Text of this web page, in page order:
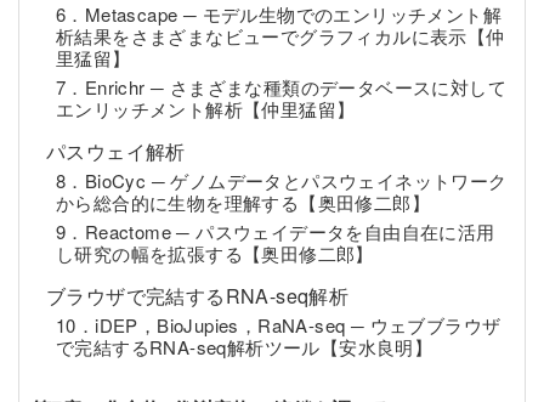
6．Metascape ─ モデル生物でのエンリッチメント解
析結果をさまざまなビューでグラフィカルに表示【仲
里猛留】
7．Enrichr ─ さまざまな種類のデータベースに対して
エンリッチメント解析【仲里猛留】
パスウェイ解析
8．BioCyc ─ ゲノムデータとパスウェイネットワーク
から総合的に生物を理解する【奥田修二郎】
9．Reactome ─ パスウェイデータを自由自在に活用
し研究の幅を拡張する【奥田修二郎】
ブラウザで完結するRNA-seq解析
10．iDEP，BioJupies，RaNA-seq ─ ウェブブラウザ
で完結するRNA-seq解析ツール【安水良明】